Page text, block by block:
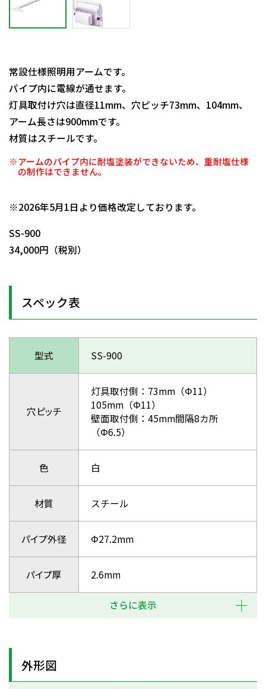
常設仕様照明用アームです。
パイプ内に電線が通せます。
灯具取付け穴は直径11mm、穴ピッチ73mm、104mm、
アーム長さは900mmです。
材質はスチールです。
※アームのパイプ内に耐塩塗装ができないため、重耐塩仕様
の制作はできません。
※2026年5月1日より価格改定しております。
SS-900
34,000円（税別）
スペック表
型式 SS-900
穴ピッチ
灯具取付側：73mm（Φ11）
105mm（Φ11）
壁面取付側：45mm間隔8カ所
（Φ6.5）
色 白
材質 スチール
パイプ外径 Φ27.2mm
パイプ厚 2.6mm
さらに表示
外形図